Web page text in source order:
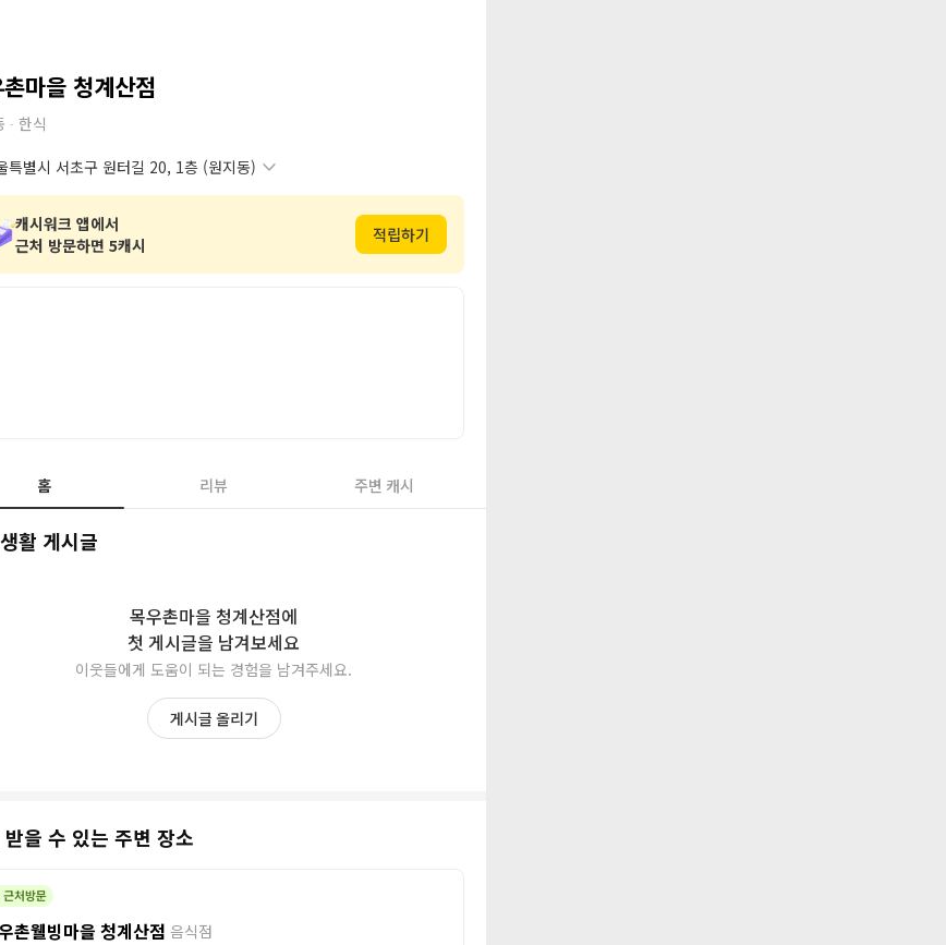
마을 청계산점
∙ 한식
특별시 서초구 원터길 20, 1층 (원지동)
서울특별시 서초구 원지동 375번지 1층
캐시워크 앱에서
근처 방문하면 5캐시
적립하기
홈 리뷰 주변 캐시
활 게시글
목우촌마을 청계산점에
첫 게시글을 남겨보세요
이웃들에게 도움이 되는 경험을 남겨주세요.
게시글 올리기
받을 수 있는 주변 장소
촌웰빙마을 청계산점 음식점